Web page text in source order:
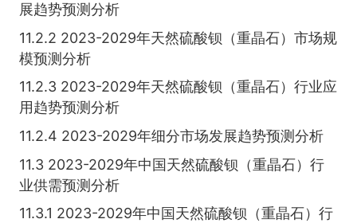
展趋势预测分析
11.2.2 2023-2029年天然硫酸钡（重晶石）市场规
模预测分析
11.2.3 2023-2029年天然硫酸钡（重晶石）行业应
用趋势预测分析
11.2.4 2023-2029年细分市场发展趋势预测分析
11.3 2023-2029年中国天然硫酸钡（重晶石）行
业供需预测分析
11.3.1 2023-2029年中国天然硫酸钡（重晶石）行